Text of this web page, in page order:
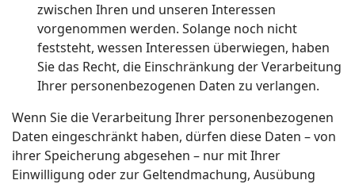
zwischen Ihren und unseren Interessen
vorgenommen werden. Solange noch nicht
feststeht, wessen Interessen überwiegen, haben
Sie das Recht, die Einschränkung der Verarbeitung
Ihrer personenbezogenen Daten zu verlangen.
Wenn Sie die Verarbeitung Ihrer personenbezogenen
Daten eingeschränkt haben, dürfen diese Daten – von
ihrer Speicherung abgesehen – nur mit Ihrer
Einwilligung oder zur Geltendmachung, Ausübung